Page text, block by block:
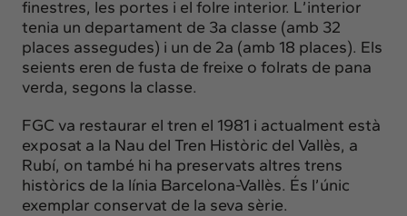
finestres, les portes i el folre interior. L’interior
tenia un departament de 3a classe (amb 32
places assegudes) i un de 2a (amb 18 places). Els
seients eren de fusta de freixe o folrats de pana
verda, segons la classe.
FGC va restaurar el tren el 1981 i actualment està
exposat a la Nau del Tren Històric del Vallès, a
Rubí, on també hi ha preservats altres trens
històrics de la línia Barcelona-Vallès. És l’únic
exemplar conservat de la seva sèrie.